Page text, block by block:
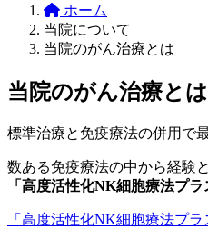
ホーム
当院について
当院のがん治療とは
当院のがん治療とは
標準治療と免疫療法の併用で
数ある免疫療法の中から経験
「高度活性化NK細胞療法プラ
「高度活性化NK細胞療法プ